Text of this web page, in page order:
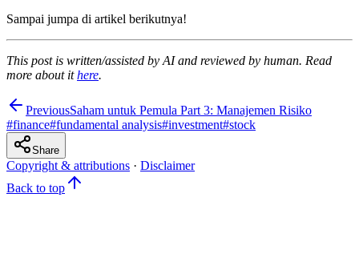
Sampai jumpa di artikel berikutnya!
This post is written/assisted by AI and reviewed by human. Read
more about ithere.
PreviousSaham untuk Pemula Part 3: Manajemen Risiko
#finance#fundamental analysis#investment#stock
Share
Copyright & attributions · Disclaimer
Back to top